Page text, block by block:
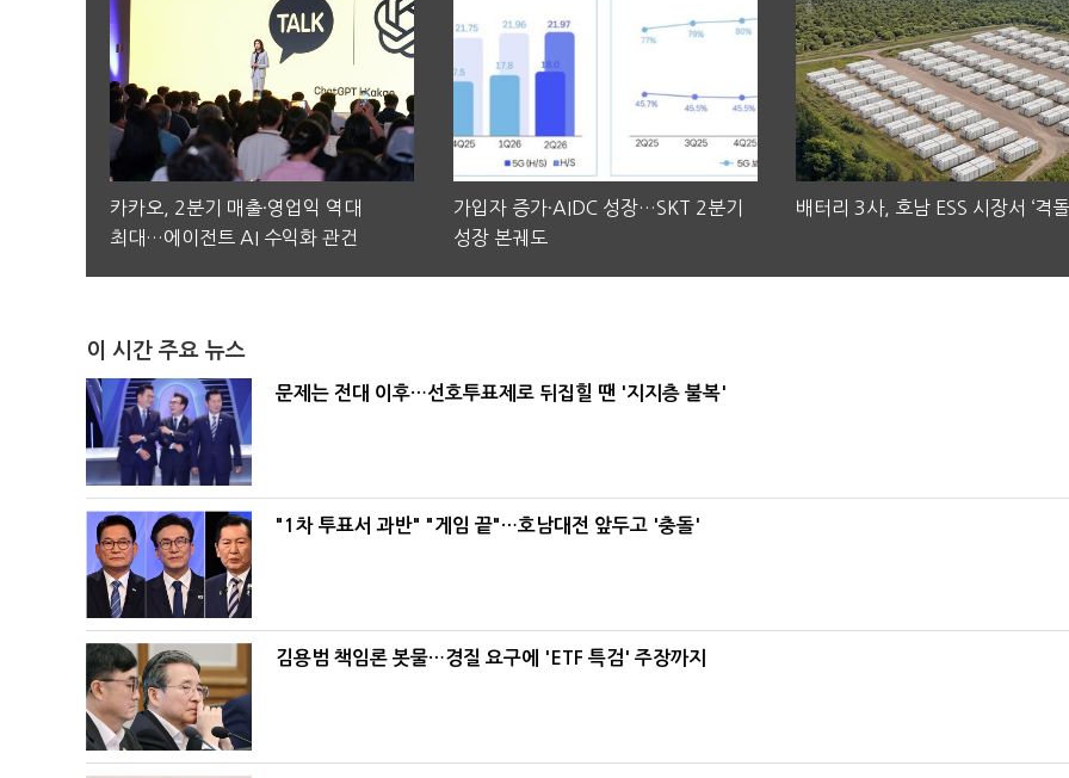
카카오, 2분기 매출·영업익 역대
최대…에이전트 AI 수익화 관건
가입자 증가·AIDC 성장…SKT 2분기
성장 본궤도
배터리 3사, 호남 ESS 시장서 ‘격돌
이 시간 주요 뉴스
문제는 전대 이후…선호투표제로 뒤집힐 땐 '지지층 불복'
"1차 투표서 과반" "게임 끝"…호남대전 앞두고 '충돌'
김용범 책임론 봇물…경질 요구에 'ETF 특검' 주장까지